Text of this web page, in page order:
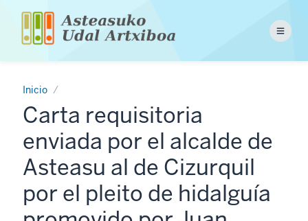
contenido
Menu
Inicio
Carta requisitoria
enviada por el alcalde de
Asteasu al de Cizurquil
por el pleito de hidalguía